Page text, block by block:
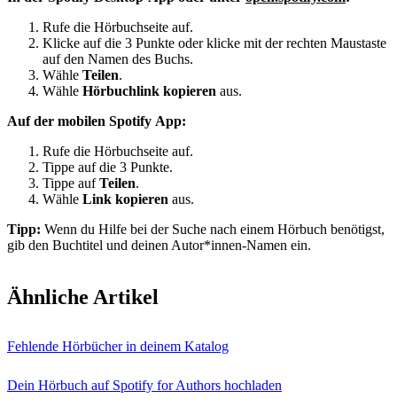
Rufe die Hörbuchseite auf.
Klicke auf die 3 Punkte oder klicke mit der rechten Maustaste
auf den Namen des Buchs.
Wähle Teilen.
Wähle Hörbuchlink kopieren aus.
Auf der mobilen Spotify App:
Rufe die Hörbuchseite auf.
Tippe auf die 3 Punkte.
Tippe aufTeilen.
Wähle Link kopieren aus.
Tipp: Wenn du Hilfe bei der Suche nach einem Hörbuch benötigst,
gib den Buchtitel und deinen Autor*innen-Namen ein.
Ähnliche Artikel
Fehlende Hörbücher in deinem Katalog
Dein Hörbuch auf Spotify for Authors hochladen